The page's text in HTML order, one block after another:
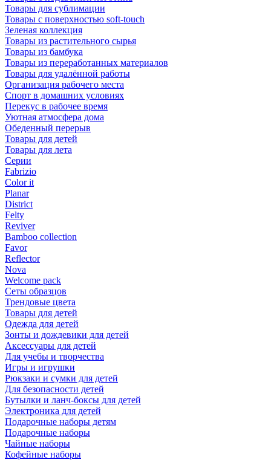
Товары для сублимации
Товары с поверхностью soft-touch
Зеленая коллекция
Товары из растительного сырья
Товары из бамбука
Товары из переработанных материалов
Товары для удалённой работы
Организация рабочего места
Спорт в домашних условиях
Перекус в рабочее время
Уютная атмосфера дома
Обеденный перерыв
Товары для детей
Товары для лета
Серии
Fabrizio
Color it
Planar
District
Felty
Reviver
Bamboo collection
Favor
Reflector
Nova
Welcome pack
Сеты образцов
Трендовые цвета
Товары для детей
Одежда для детей
Зонты и дождевики для детей
Аксессуары для детей
Для учебы и творчества
Игры и игрушки
Рюкзаки и сумки для детей
Для безопасности детей
Бутылки и ланч-боксы для детей
Электроника для детей
Подарочные наборы детям
Подарочные наборы
Чайные наборы
Кофейные наборы